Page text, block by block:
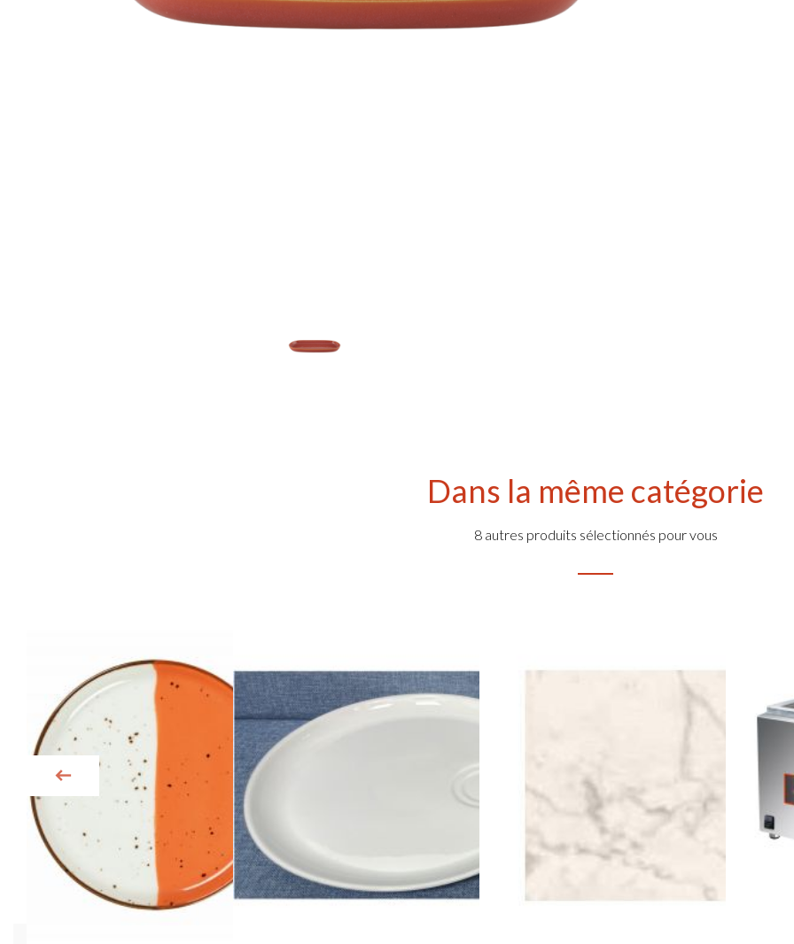
Dans la même catégorie
8 autres produits sélectionnés pour vous